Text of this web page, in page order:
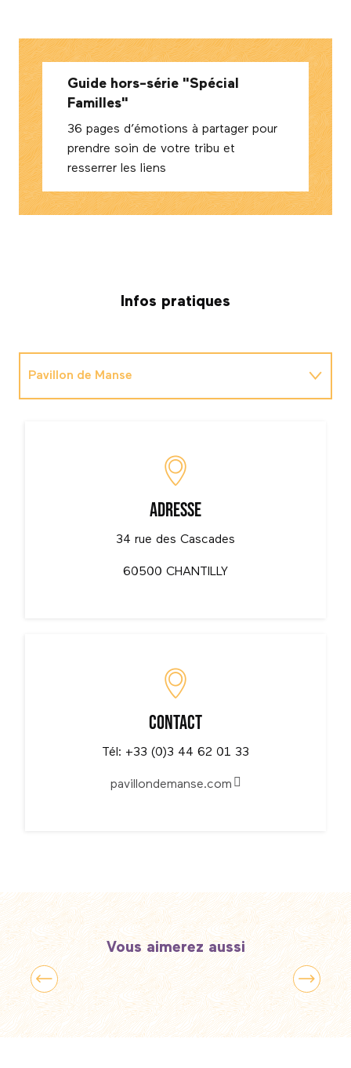
Guide hors-série "Spécial
Familles"
36 pages d’émotions à partager pour
prendre soin de votre tribu et
resserrer les liens
Infos pratiques
Pavillon de Manse
Office du Tourisme de Chantilly Senlis
Adresse
34 rue des Cascades
60500 CHANTILLY
Contact
Tél: +33 (0)3 44 62 01 33
pavillondemanse.com
Vous aimerez aussi
Balade à cheval à Chantilly